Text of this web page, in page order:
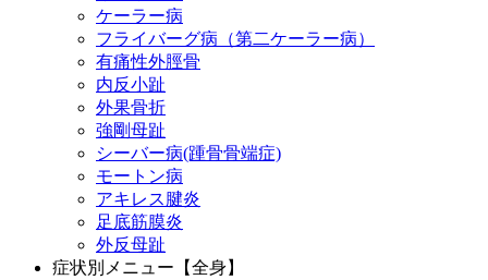
ケーラー病
フライバーグ病（第二ケーラー病）
有痛性外脛骨
内反小趾
外果骨折
強剛母趾
シーバー病(踵骨骨端症)
モートン病
アキレス腱炎
足底筋膜炎
外反母趾
症状別メニュー【全身】